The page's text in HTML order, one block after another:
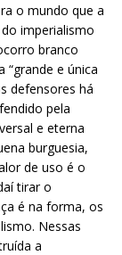
o mundo que a
imperialismo
branco
e única
defensores há
pela
e eterna
burguesia,
de uso é o
tirar o
é na forma, os
Nessas
a